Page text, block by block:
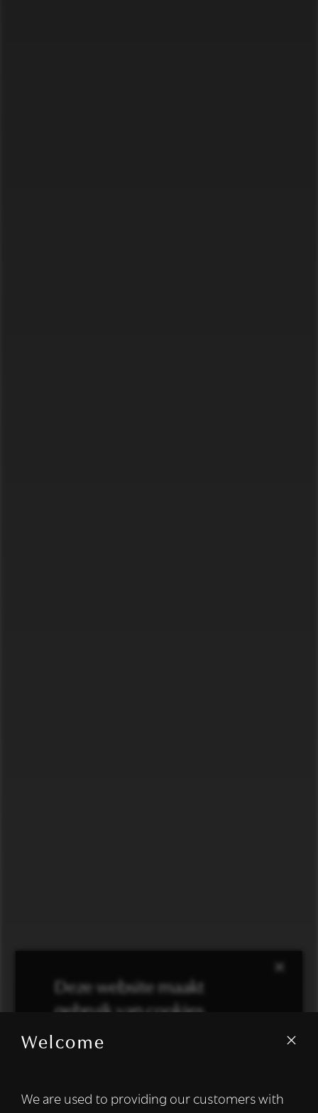
Welcome
We are used to providing our customers with
×
Deze website maakt
gebruik van cookies.
We gebruiken cookies om inhoud en
informatie over uw gebruik van onze site